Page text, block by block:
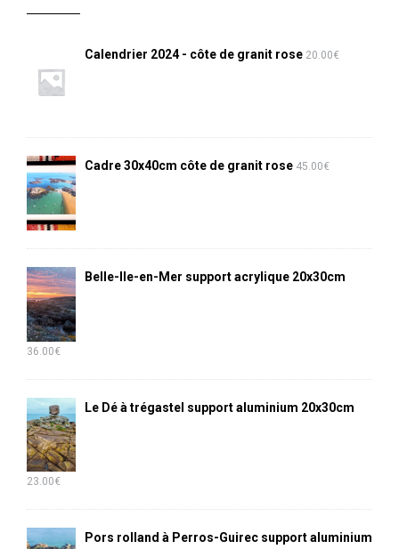
Calendrier 2024 - côte de granit rose 20.00€
Cadre 30x40cm côte de granit rose 45.00€
Belle-Ile-en-Mer support acrylique 20x30cm
36.00€
Le Dé à trégastel support aluminium 20x30cm
23.00€
Pors rolland à Perros-Guirec support aluminium